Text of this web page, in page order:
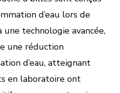
d’eau lors de
une technologie avancée,
une réduction
d’eau, atteignant
en laboratoire ont